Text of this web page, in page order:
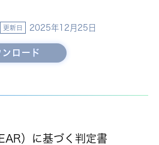
更新日 2025年12月25日
）に基づく判定書